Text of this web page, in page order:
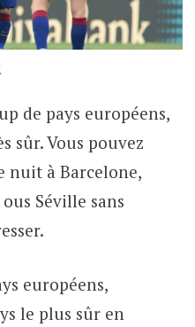
de pays européens,
sûr. Vous pouvez
nuit à Barcelone,
Séville sans
européens,
le plus sûr en